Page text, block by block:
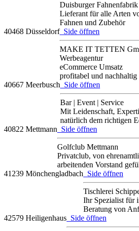
Duisburger Fahnenfabrik
Lieferant für alle Arten
Fahnen und Zubehör
40468 DüsseldorfSide öffnen
MAKE IT TETTEN
Werbeagentur
eCommerce Umsatz
profitabel und nachhaltig
40667 Meerbusch Side öffnen
Bar | Event | Service
Mit Leidenschaft,
natürlich dem richtigen
40822 Mettmann Side öffnen
Golfclub Mettmann
Privatclub, von
arbeitenden Vorstand
41239 Mönchengladbach Side öffnen
Tischlerei
Ihr Spezialist für
Beratung von
42579 Heiligenhaus Side öffnen